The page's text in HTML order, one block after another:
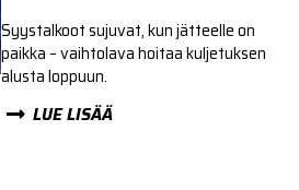
Syystalkoot sujuvat, kun jätteelle on
paikka – vaihtolava hoitaa kuljetuksen
alusta loppuun.
LUE LISÄÄ